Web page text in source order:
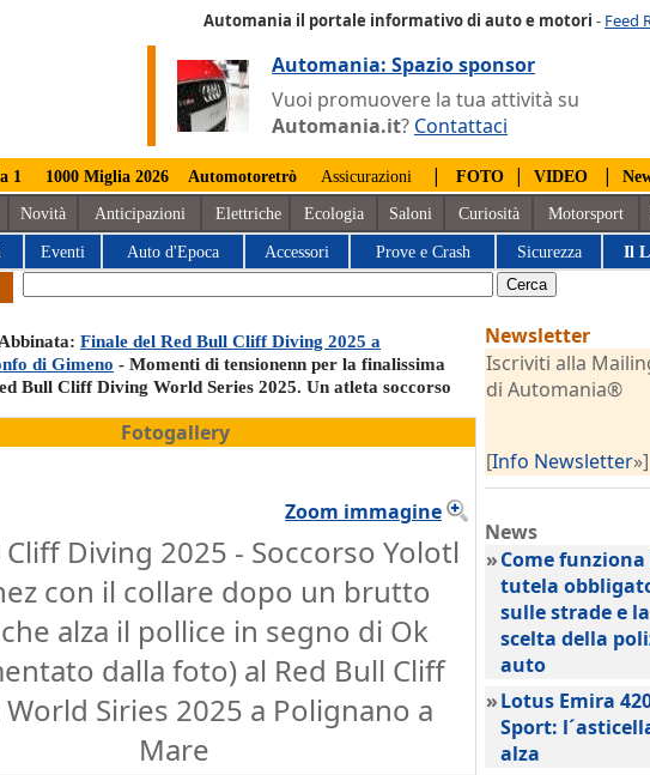
Automania il portale informativo di auto e motori - Feed
Automania: Spazio sponsor
Vuoi promuovere la tua attività su
Automania.it? Contattaci
1 1000 Miglia 2026 Automotoretrò Assicurazioni | FOTO | VIDEO |
Novità Anticipazioni Elettriche Ecologia Saloni Curiosità Motorsport
Eventi Auto d'Epoca Accessori Prove e Crash Sicurezza Il
Finale del Red Bull Cliff Diving 2025 a
di Gimeno - Momenti di tensionenn per la finalissima
Bull Cliff Diving World Series 2025. Un atleta soccorso
Fotogallery
Zoom immagine
Cliff Diving 2025 - Soccorso Yolotl
con il collare dopo un brutto
alza il pollice in segno di Ok
dalla foto) al Red Bull Cliff
Siries 2025 a Polignano a
Mare
Newsletter
Iscriviti alla
di Automania®
[Info Newsletter»]
News
»Come funziona
tutela
sulle strade e la
scelta della
auto
»Lotus Emira
Sport:
alza